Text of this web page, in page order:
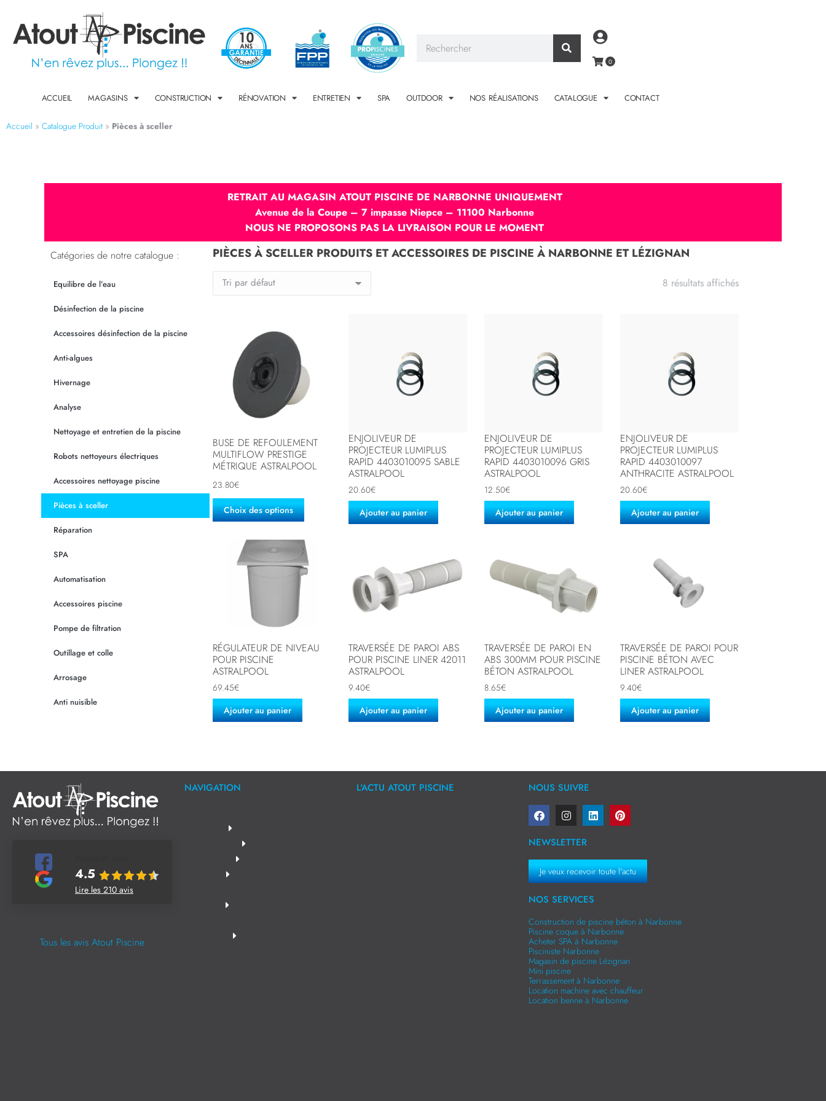
ACCUEIL MAGASINS CONSTRUCTION RÉNOVATION ENTRETIEN SPA OUTDOOR NOS RÉALISATIONS CATALOGUE CONTACT
Accueil » Catalogue Produit » Pièces à sceller
RETRAIT AU MAGASIN ATOUT PISCINE DE NARBONNE UNIQUEMENT
Avenue de la Coupe – 7 impasse Niepce – 11100 Narbonne
NOUS NE PROPOSONS PAS LA LIVRAISON POUR LE MOMENT
Catégories de notre catalogue :
Equilibre de l’eau
Désinfection de la piscine
Accessoires désinfection de la piscine
Anti-algues
Hivernage
Analyse
Nettoyage et entretien de la piscine
Robots nettoyeurs électriques
Accessoires nettoyage piscine
Pièces à sceller
Réparation
SPA
Automatisation
Accessoires piscine
Pompe de filtration
Outillage et colle
Arrosage
Anti nuisible
PIÈCES À SCELLER PRODUITS ET ACCESSOIRES DE PISCINE À NARBONNE ET LÉZIGNAN
8 résultats affichés
BUSE DE REFOULEMENT
MULTIFLOW PRESTIGE
MÉTRIQUE ASTRALPOOL
23.80€
Choix des options
ENJOLIVEUR DE
PROJECTEUR LUMIPLUS
RAPID 4403010095 SABLE
ASTRALPOOL
20.60€
Ajouter au panier
ENJOLIVEUR DE
PROJECTEUR LUMIPLUS
RAPID 4403010096 GRIS
ASTRALPOOL
12.50€
Ajouter au panier
ENJOLIVEUR DE
PROJECTEUR LUMIPLUS
RAPID 4403010097
ANTHRACITE ASTRALPOOL
20.60€
Ajouter au panier
RÉGULATEUR DE NIVEAU
POUR PISCINE
ASTRALPOOL
69.45€
Ajouter au panier
TRAVERSÉE DE PAROI ABS
POUR PISCINE LINER 42011
ASTRALPOOL
9.40€
Ajouter au panier
TRAVERSÉE DE PAROI EN
ABS 300MM POUR PISCINE
BÉTON ASTRALPOOL
8.65€
Ajouter au panier
TRAVERSÉE DE PAROI POUR
PISCINE BÉTON AVEC
LINER ASTRALPOOL
9.40€
Ajouter au panier
4.5
Lire les 210 avis
Tous les avis Atout Piscine
NAVIGATION L'ACTU ATOUT PISCINE NOUS SUIVRE
NEWSLETTER
Je veux recevoir toute l'actu
NOS SERVICES
Construction de piscine béton à Narbonne
Piscine coque à Narbonne
Acheter SPA à Narbonne
Pisciniste Narbonne
Magasin de piscine Lézignan
Mini piscine
Terrassement à Narbonne
Location machine avec chauffeur
Location benne à Narbonne